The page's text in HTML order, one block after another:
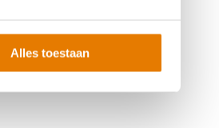
Alles toestaan